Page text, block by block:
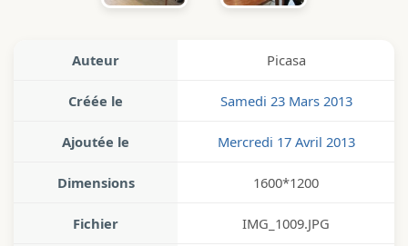
Auteur Picasa
Créée le Samedi 23 Mars 2013
Ajoutée le Mercredi 17 Avril 2013
Dimensions 1600*1200
Fichier IMG_1009.JPG